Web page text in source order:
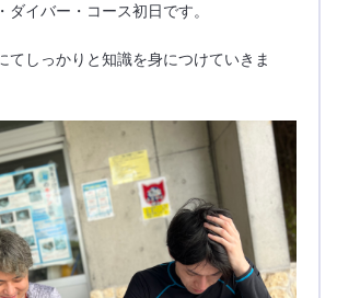
ダイバー・コース初日です。
てしっかりと知識を身につけていきま